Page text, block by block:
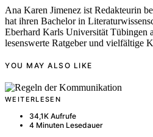
Ana Karen Jimenez ist Redakteurin
hat ihren Bachelor in
Eberhard Karls Universität Tübingen
lesenswerte Ratgeber und vielfältige
YOU MAY ALSO LIKE
WEITERLESEN
34,1K Aufrufe
4 Minuten Lesedauer